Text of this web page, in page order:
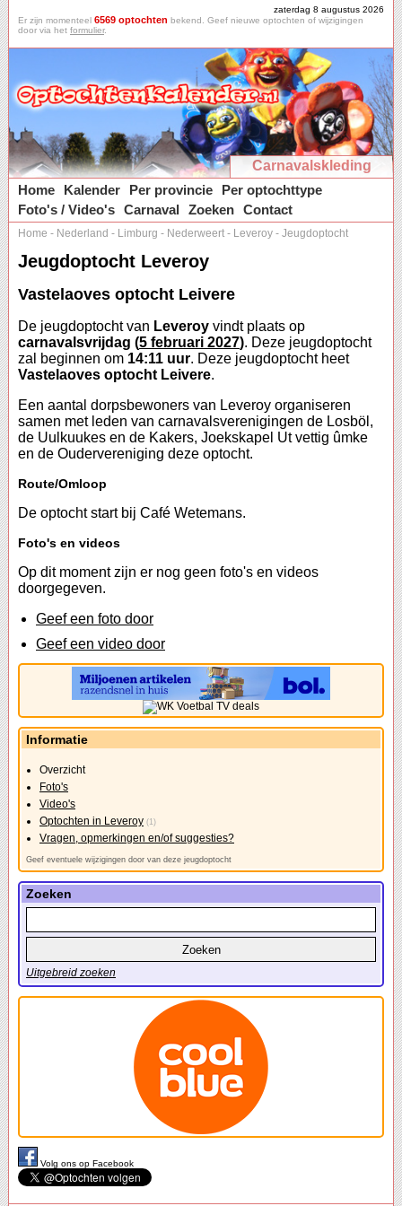
zaterdag 8 augustus 2026
Er zijn momenteel 6569 optochten bekend. Geef nieuwe optochten of wijzigingen
door via het formulier.
Carnavalskleding
Home
Kalender Per provincie
Per optochttype
Foto's / Video's Carnaval Zoeken Contact
Home - Nederland - Limburg - Nederweert - Leveroy - Jeugdoptocht
Jeugdoptocht Leveroy
Vastelaoves optocht Leivere
De jeugdoptocht van Leveroy vindt plaats op
carnavalsvrijdag (5 februari 2027). Deze jeugdoptocht
zal beginnen om 14:11 uur. Deze jeugdoptocht heet
Vastelaoves optocht Leivere.
Een aantal dorpsbewoners van Leveroy organiseren
samen met leden van carnavalsverenigingen de Losböl,
de Uulkuukes en de Kakers, Joekskapel Ut vettig ûmke
en de Oudervereniging deze optocht.
Route/Omloop
De optocht start bij Café Wetemans.
Foto's en videos
Op dit moment zijn er nog geen foto's en videos
doorgegeven.
Geef een foto door
Geef een video door
Informatie
Overzicht
Foto's
Video's
Optochten in Leveroy (1)
Vragen, opmerkingen en/of suggesties?
Geef eventuele wijzigingen door van deze jeugdoptocht
Zoeken
Uitgebreid zoeken
Volg ons op Facebook